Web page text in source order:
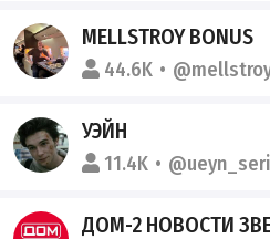
MELLSTROY BONUS
44.6K
УЭЙН
11.4K
ДОМ-2 НОВОСТИ